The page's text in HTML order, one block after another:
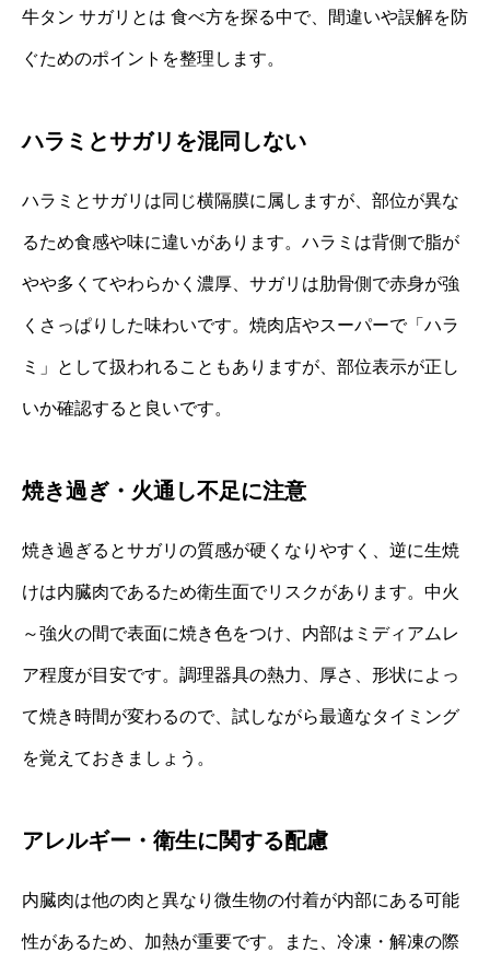
牛タン サガリとは 食べ方を探る中で、間違いや誤解を防
ぐためのポイントを整理します。
ハラミとサガリを混同しない
ハラミとサガリは同じ横隔膜に属しますが、部位が異な
るため食感や味に違いがあります。ハラミは背側で脂が
やや多くてやわらかく濃厚、サガリは肋骨側で赤身が強
くさっぱりした味わいです。焼肉店やスーパーで「ハラ
ミ」として扱われることもありますが、部位表示が正し
いか確認すると良いです。
焼き過ぎ・火通し不足に注意
焼き過ぎるとサガリの質感が硬くなりやすく、逆に生焼
けは内臓肉であるため衛生面でリスクがあります。中火
～強火の間で表面に焼き色をつけ、内部はミディアムレ
ア程度が目安です。調理器具の熱力、厚さ、形状によっ
て焼き時間が変わるので、試しながら最適なタイミング
を覚えておきましょう。
アレルギー・衛生に関する配慮
内臓肉は他の肉と異なり微生物の付着が内部にある可能
性があるため、加熱が重要です。また、冷凍・解凍の際